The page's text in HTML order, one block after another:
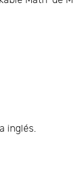
inglés.